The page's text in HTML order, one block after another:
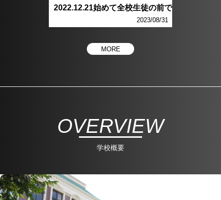
2022.12.21始めて全校生徒の前で
2023/08/31
MORE
学校概要
OVERVIEW